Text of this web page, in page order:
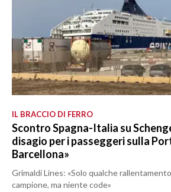
IL BRACCIO DI FERRO
Scontro Spagna-Italia su
disagio per i passeggeri sulla
Barcellona»
Grimaldi Lines: «Solo qualche
campione, ma niente code»